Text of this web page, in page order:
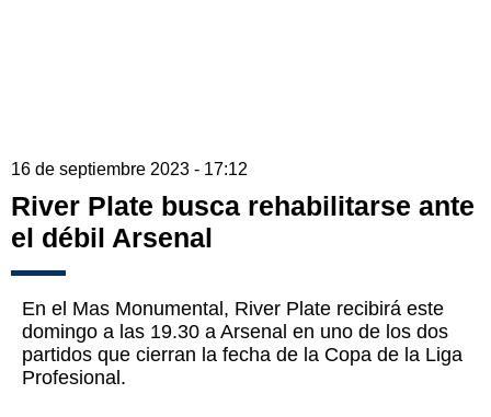
16 de septiembre 2023 - 17:12
River Plate busca rehabilitarse ante
el débil Arsenal
En el Mas Monumental, River Plate recibirá este
domingo a las 19.30 a Arsenal en uno de los dos
partidos que cierran la fecha de la Copa de la Liga
Profesional.